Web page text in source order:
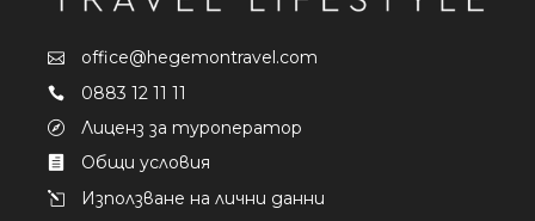
office@hegemontravel.com
0883 12 11 11
Лиценз за туроператор
Общи условия
Използване на лични данни